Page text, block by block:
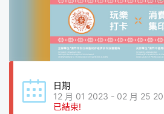
日期
12 月 01 2023 - 02 月 25
已結束!